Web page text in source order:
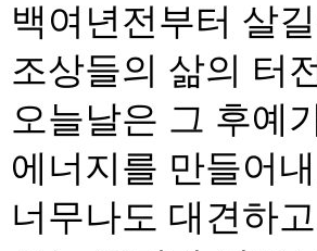
백여년전부터 살
조상들의 삶의 터
오늘날은 그 후예
에너지를 만들어
너무나도 대견하